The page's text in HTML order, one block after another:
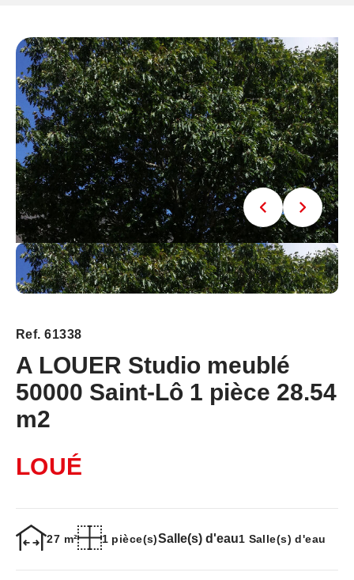
Ref. 61338
A LOUER Studio meublé
50000 Saint-Lô 1 pièce 28.54
m2
LOUÉ
27 m² 1 pièce(s)Salle(s) d'eau1 Salle(s) d'eau